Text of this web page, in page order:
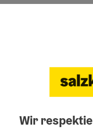
Wir